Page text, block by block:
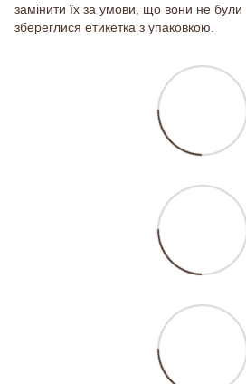
замінити їх за умови, що вони не були
збереглися етикетка з упаковкою.